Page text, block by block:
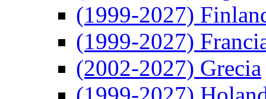
(1999-2027)
(1999-2027)
(2002-2027) Grecia